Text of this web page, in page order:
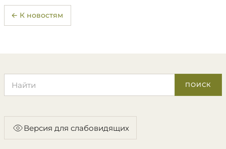
← К новостям
ПОИСК
Версия для слабовидящих